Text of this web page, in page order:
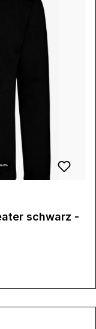
schwarz -